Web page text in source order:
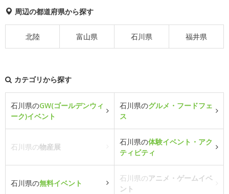
周辺の都道府県から探す
北陸 富山県 石川県 福井県
カテゴリから探す
石川県のGW(ゴールデンウィ
ーク)イベント
石川県のグルメ・フードフェ
ス
石川県の物産展
石川県の体験イベント・アク
ティビティ
石川県の無料イベント
石川県のアニメ・ゲームイベ
ント